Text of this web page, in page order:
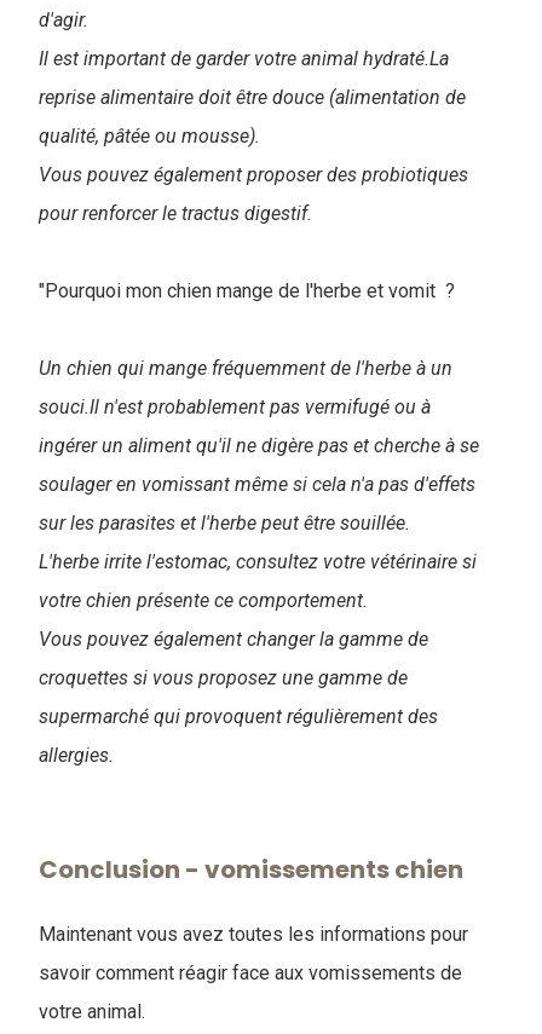
d'agir.
Il est important de garder votre animal hydraté.La
reprise alimentaire doit être douce (alimentation de
qualité, pâtée ou mousse).
Vous pouvez également proposer des probiotiques
pour renforcer le tractus digestif.
"Pourquoi mon chien mange de l'herbe et vomit ?
Un chien qui mange fréquemment de l'herbe à un
souci.Il n'est probablement pas vermifugé ou à
ingérer un aliment qu'il ne digère pas et cherche à se
soulager en vomissant même si cela n'a pas d'effets
sur les parasites et l'herbe peut être souillée.
L'herbe irrite l'estomac, consultez votre vétérinaire si
votre chien présente ce comportement.
Vous pouvez également changer la gamme de
croquettes si vous proposez une gamme de
supermarché qui provoquent régulièrement des
allergies.
Conclusion - vomissements chien
Maintenant vous avez toutes les informations pour
savoir comment réagir face aux vomissements de
votre animal.